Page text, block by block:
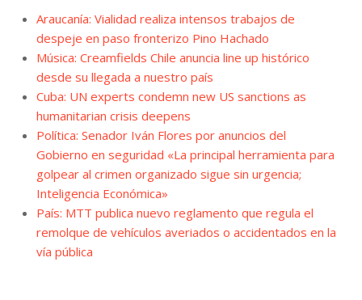
Araucanía: Vialidad realiza intensos trabajos de
despeje en paso fronterizo Pino Hachado
Música: Creamfields Chile anuncia line up histórico
desde su llegada a nuestro país
Cuba: UN experts condemn new US sanctions as
humanitarian crisis deepens
Política: Senador Iván Flores por anuncios del
Gobierno en seguridad «La principal herramienta para
golpear al crimen organizado sigue sin urgencia;
Inteligencia Económica»
País: MTT publica nuevo reglamento que regula el
remolque de vehículos averiados o accidentados en la
vía pública